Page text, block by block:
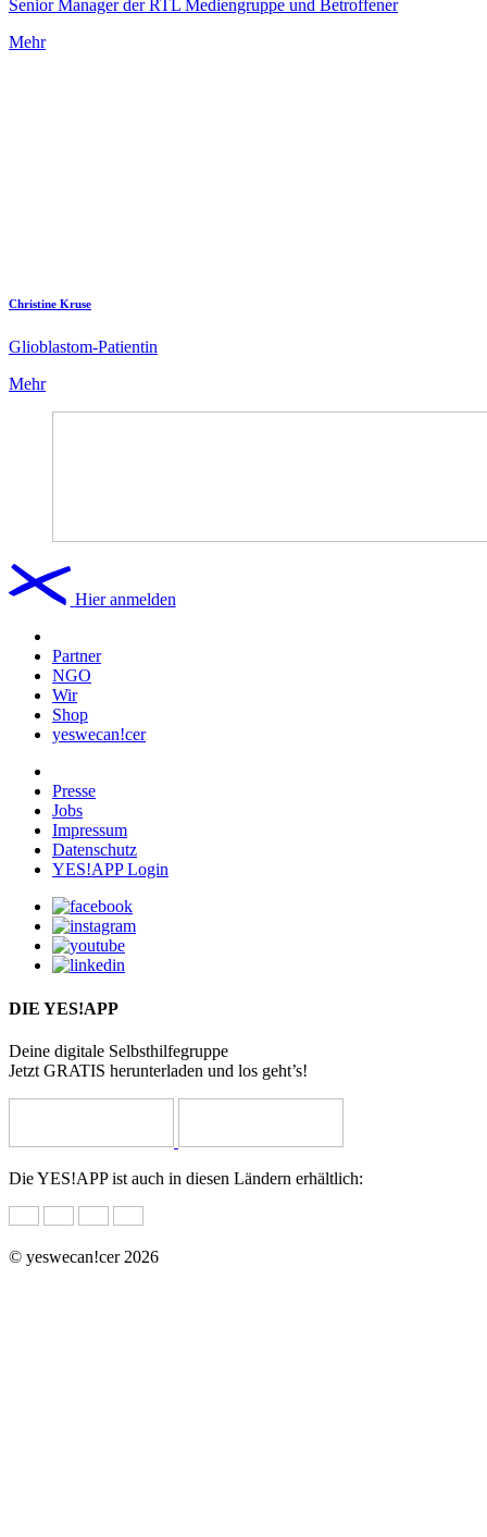
Senior Manager der RTL Mediengruppe und Betroffener
Mehr
Christine Kruse
Glioblastom-Patientin
Mehr
Hier anmelden
Partner
NGO
Wir
Shop
yeswecan!cer
Presse
Jobs
Impressum
Datenschutz
YES!APP Login
DIE YES!APP
Deine digitale Selbsthilfegruppe
Jetzt GRATIS herunterladen und los geht’s!
Die YES!APP ist auch in diesen Ländern erhältlich:
© yeswecan!cer 2026